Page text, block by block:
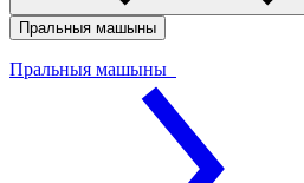
Пральныя машыны
Пральныя машыны